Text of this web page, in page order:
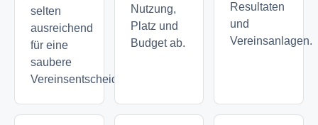
selten
ausreichend
für eine
saubere
Vereinsentscheidung.
Nutzung,
Platz und
Budget ab.
Resultaten
und
Vereinsanlagen.